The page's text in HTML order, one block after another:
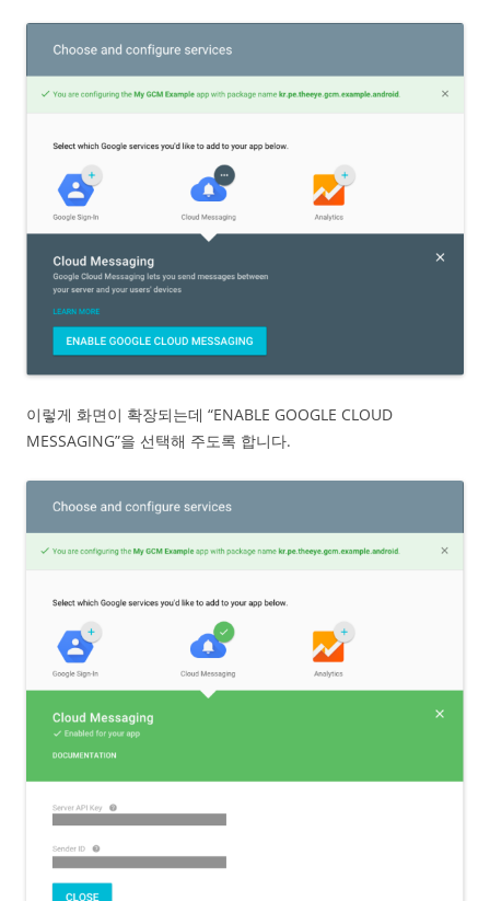
이렇게 화면이 확장되는데 “ENABLE GOOGLE CLOUD
MESSAGING”을 선택해 주도록 합니다.